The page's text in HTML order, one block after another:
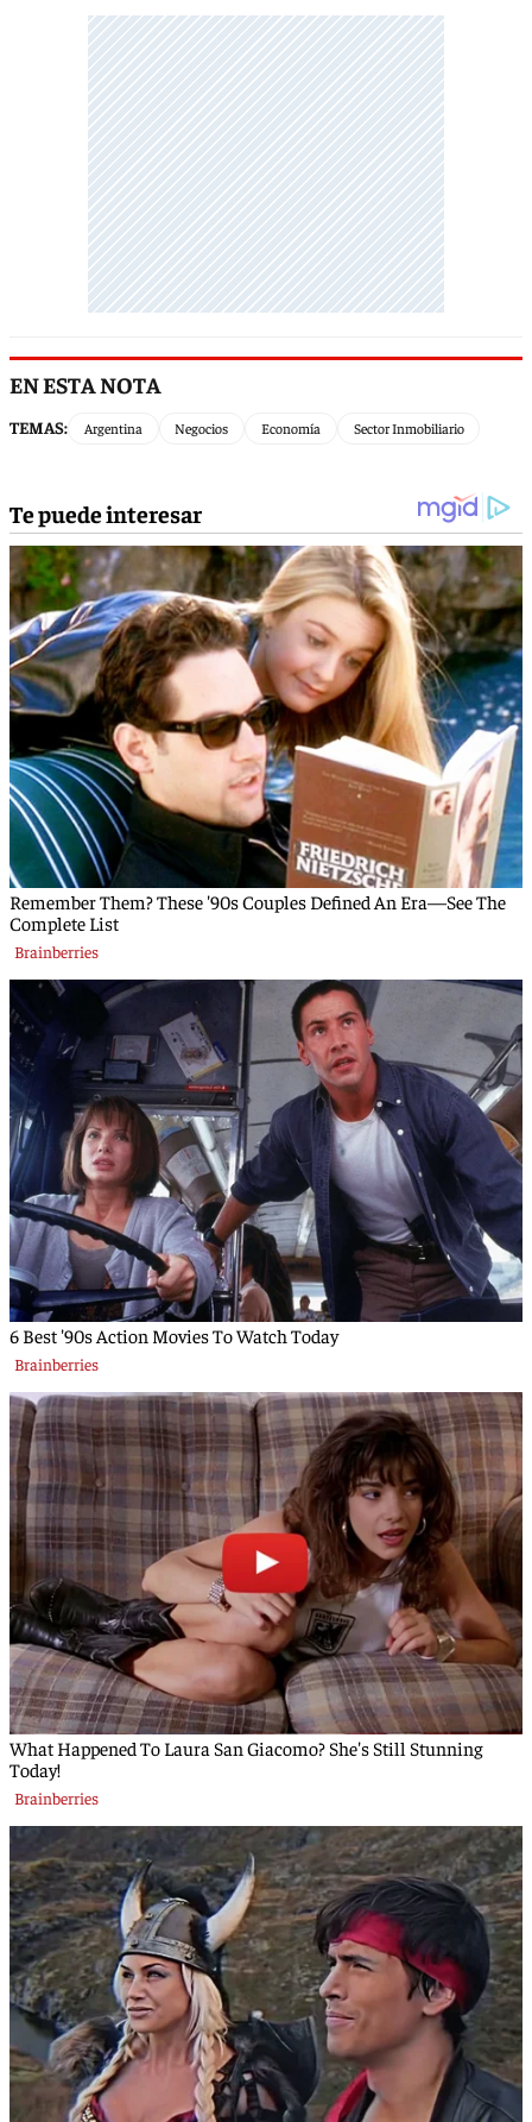
EN ESTA NOTA
TEMAS: Argentina Negocios Economía Sector Inmobiliario